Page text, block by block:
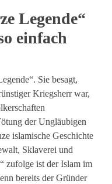
Legende“
einfach
Sie besagt,
Kriegsherr war,
der Ungläubigen
islamische Geschichte
Sklaverei und
zufolge ist der Islam im
bereits der Gründer